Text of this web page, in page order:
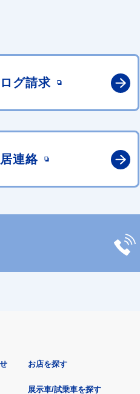
グ請求
連絡
お店を探す
展示車/試乗車を探す